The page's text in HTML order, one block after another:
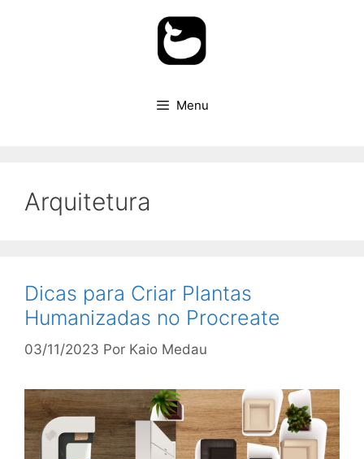
Menu
Arquitetura
Dicas para Criar Plantas
Humanizadas no Procreate
03/11/2023 Por Kaio Medau